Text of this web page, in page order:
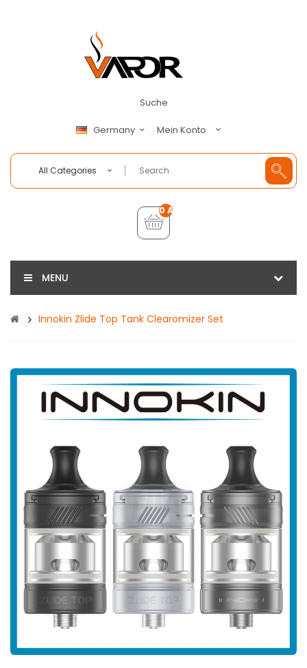
Suche
Germany Mein Konto
All Categories
0 Artikel - €0,00
MENU
Innokin Zlide Top Tank Clearomizer Set